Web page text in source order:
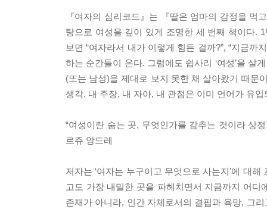
『여자의 심리코드』는 『딸은 엄마의 감정을
탕으로 여성을 깊이 있게 조명한 세 번째 책이다.
보면 “여자라서 내가 이렇게 힘든 걸까?”, “지금
하는 순간들이 온다. 그럼에도 쉽사리 ‘여성’을
(또는 남성)을 제대로 보지 못한 채 살아왔기 때문
생각, 내 주장, 내 자아, 내 관점은 이미 언어가 유
“여성이란 숨는 곳, 무엇인가를 감추는 것이라 상
르쥬 앙드레
저자는 ‘여자는 누구이고 무엇으로 사는지’에 대
고도 가장 내밀한 곳을 파헤치면서 지금까지 어디
존재가 아니라, 인간 자체로서의 결핍과 욕망, 그